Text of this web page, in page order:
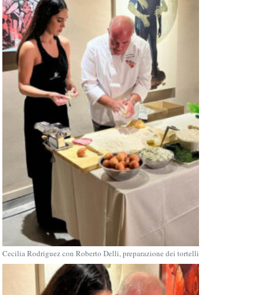
Cecilia Rodriguez con Roberto Delli, preparazione dei tortelli